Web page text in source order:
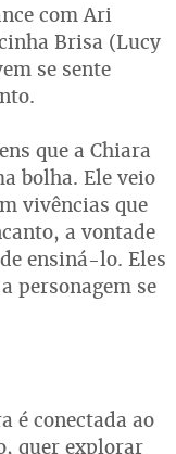
com Ari
Brisa (Lucy
se sente
que a Chiara
bolha. Ele veio
vivências que
a vontade
ensiná-lo. Eles
personagem se
é conectada ao
quer explorar